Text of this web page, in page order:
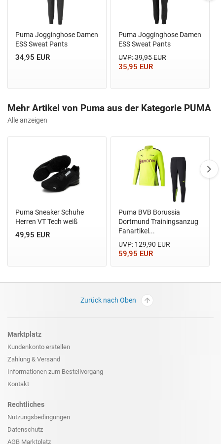
Puma Jogginghose Damen
ESS Sweat Pants
34,95 EUR
Puma Jogginghose Damen
ESS Sweat Pants
UVP: 39,95 EUR
35,95 EUR
Mehr Artikel von Puma aus der Kategorie PUMA
Alle anzeigen
Puma Sneaker Schuhe
Herren VT Tech weiß
49,95 EUR
Puma BVB Borussia
Dortmund Trainingsanzug
Fanartikel...
UVP: 129,90 EUR
59,95 EUR
Zurück nach Oben
Marktplatz
Kundenkonto erstellen
Zahlung & Versand
Informationen zum Bestellvorgang
Kontakt
Rechtliches
Nutzungsbedingungen
Datenschutz
AGB Marktplatz